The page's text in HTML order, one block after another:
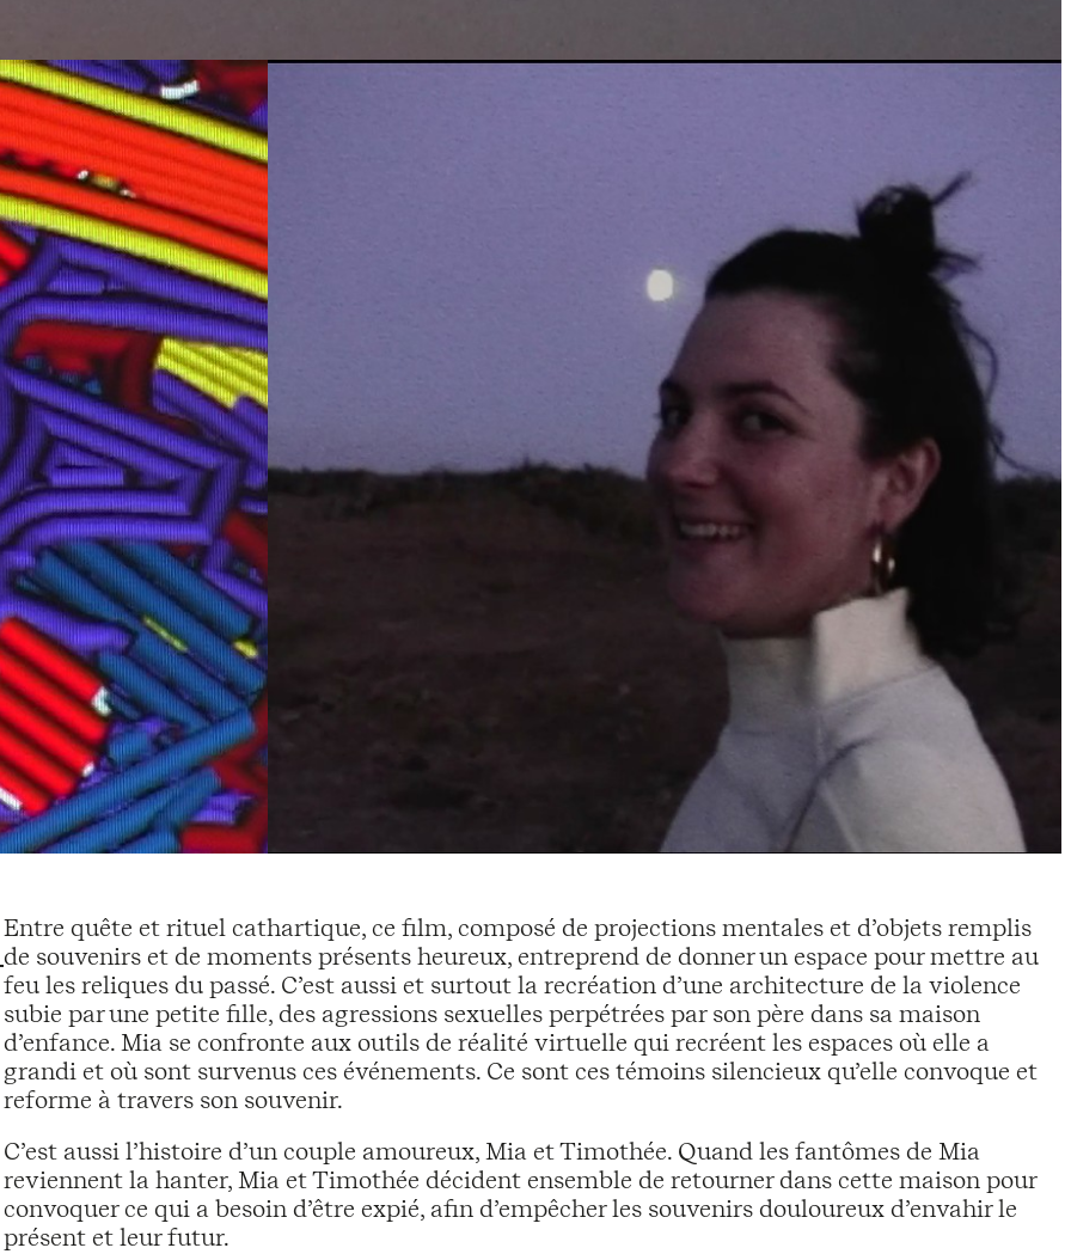
Entre quête et rituel cathartique, ce film, composé de projections mentales et d’objets remplis
de souvenirs et de moments présents heureux, entreprend de donner un espace pour mettre au
feu les reliques du passé. C’est aussi et surtout la recréation d’une architecture de la violence
subie par une petite fille, des agressions sexuelles perpétrées par son père dans sa maison
d’enfance. Mia se confronte aux outils de réalité virtuelle qui recréent les espaces où elle a
grandi et où sont survenus ces événements. Ce sont ces témoins silencieux qu’elle convoque et
reforme à travers son souvenir.
C’est aussi l’histoire d’un couple amoureux, Mia et Timothée. Quand les fantômes de Mia
reviennent la hanter, Mia et Timothée décident ensemble de retourner dans cette maison pour
convoquer ce qui a besoin d’être expié, afin d’empêcher les souvenirs douloureux d’envahir le
présent et leur futur.